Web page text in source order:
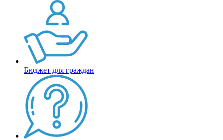
Бюджет для граждан